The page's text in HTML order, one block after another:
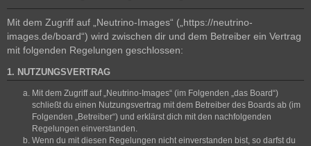
Mit dem Zugriff auf „Neutrino-Images“ („https://neutrino-
images.de/board“) wird zwischen dir und dem Betreiber ein Vertrag
mit folgenden Regelungen geschlossen:
1. NUTZUNGSVERTRAG
Mit dem Zugriff auf „Neutrino-Images“ (im Folgenden „das Board“)
schließt du einen Nutzungsvertrag mit dem Betreiber des Boards ab (im
Folgenden „Betreiber“) und erklärst dich mit den nachfolgenden
Regelungen einverstanden.
Wenn du mit diesen Regelungen nicht einverstanden bist, so darfst du